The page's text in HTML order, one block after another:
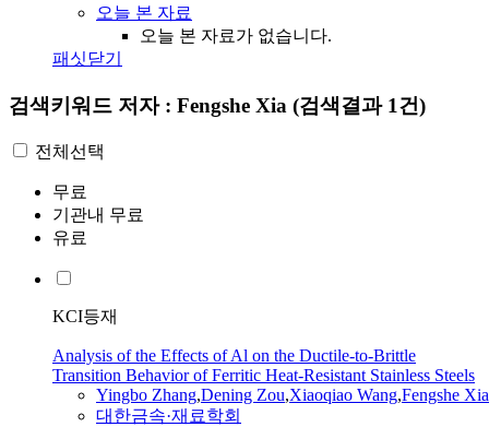
오늘 본 자료
오늘 본 자료가 없습니다.
패싯닫기
검색키워드 저자 : Fengshe Xia (검색결과 1건)
전체선택
무료
기관내 무료
유료
KCI등재
Analysis of the Effects of Al on the Ductile-to-Brittle
Transition Behavior of Ferritic Heat-Resistant Stainless Steels
Yingbo Zhang,Dening Zou,Xiaoqiao Wang,Fengshe Xia
대한금속·재료학회